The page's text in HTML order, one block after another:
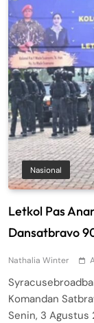
Nasional
Letkol Pas
Dansatbravo
Nathalia Winter
Komandan
Senin, 3 Agustus